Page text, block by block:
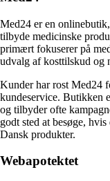
Med24 er en
tilbyde medicinske
primært fokuserer på
udvalg af kosttilskud og
Kunder har rost Med24
kundeservice. Butikken
og tilbyder ofte
godt sted at besøge,
Dansk produkter.
Webapotektet